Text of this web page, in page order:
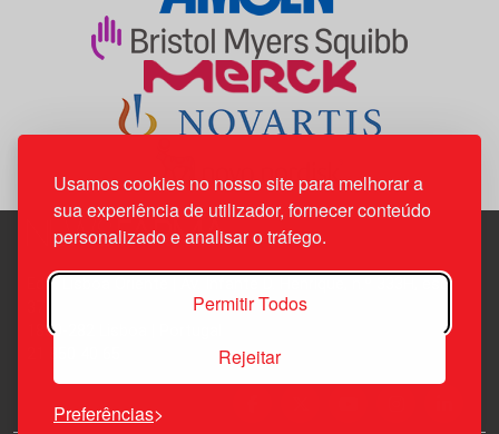
Usamos cookies no nosso site para melhorar a
sua experiência de utilizador, fornecer conteúdo
personalizado e analisar o tráfego.
Permitir Todos
Rejeitar
Preferências
Edif. Lisboa Oriente | Av. Infante D. Henrique, n.º 333H, esc.
1800-282 Lisboa | Portugal